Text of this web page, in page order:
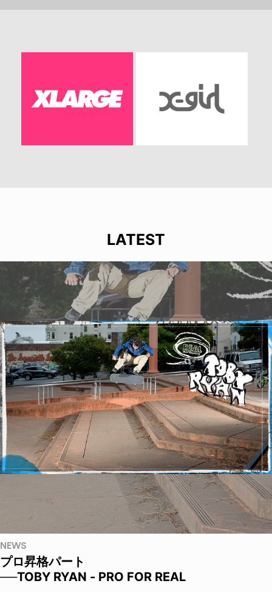
LATEST
NEWS
プロ昇格パート
──TOBY RYAN - PRO FOR REAL